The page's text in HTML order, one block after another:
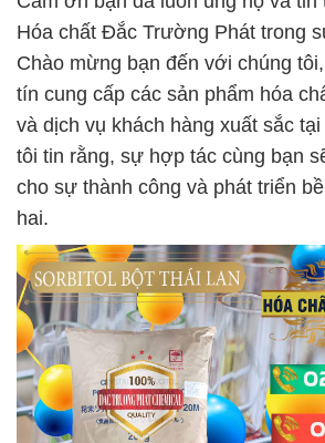
Hóa chất Đắc Trường Phát trong
Chào mừng bạn đến với chúng
tín cung cấp các sản phẩm hóa
và dịch vụ khách hàng xuất sắc
tôi tin rằng, sự hợp tác cùng bạn
cho sự thành công và phát triển
hai.